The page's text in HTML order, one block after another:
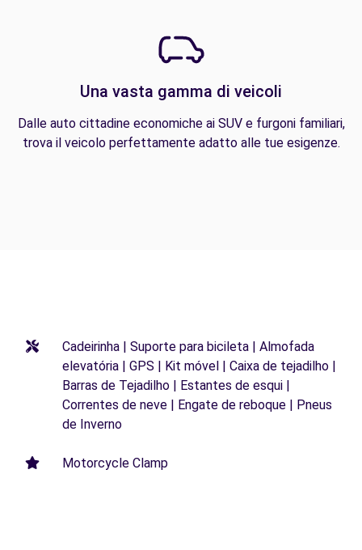
Una vasta gamma di veicoli
Dalle auto cittadine economiche ai SUV e furgoni familiari,
trova il veicolo perfettamente adatto alle tue esigenze.
Cadeirinha | Suporte para bicileta | Almofada
elevatória | GPS | Kit móvel | Caixa de tejadilho |
Barras de Tejadilho | Estantes de esqui |
Correntes de neve | Engate de reboque | Pneus
de Inverno
Motorcycle Clamp